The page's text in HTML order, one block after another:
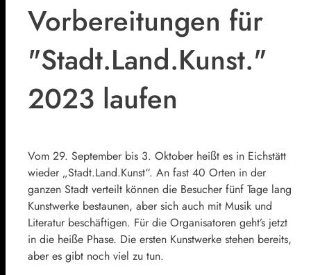
Vorbereitungen für
"Stadt.Land.Kunst."
2023 laufen
Vom 29. September bis 3. Oktober heißt es in Eichstätt
wieder „Stadt.Land.Kunst“. An fast 40 Orten in der
ganzen Stadt verteilt können die Besucher fünf Tage lang
Kunstwerke bestaunen, aber sich auch mit Musik und
Literatur beschäftigen. Für die Organisatoren geht’s jetzt
in die heiße Phase. Die ersten Kunstwerke stehen bereits,
aber es gibt noch viel zu tun.